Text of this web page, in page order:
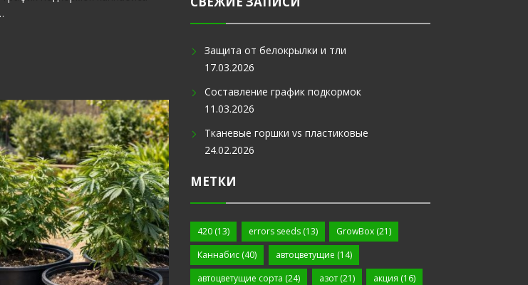
Защита от белокрылки и тли
17.03.2026
Составление график подкормок
11.03.2026
Тканевые горшки vs пластиковые
24.02.2026
МЕТКИ
420 (13) errors seeds(13) GrowBox (21)
Каннабис (40) автоцветущие (14)
автоцветущие сорта (24) азот(21) акция (16)